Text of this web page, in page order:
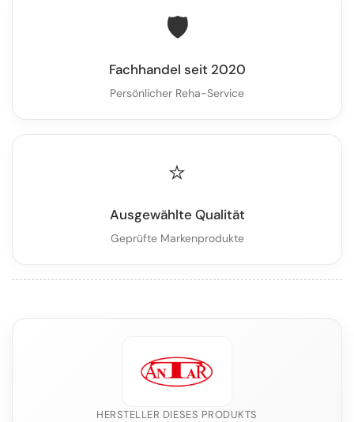
🛡️
Fachhandel seit 2020
Persönlicher Reha-Service
⭐
Ausgewählte Qualität
Geprüfte Markenprodukte
HERSTELLER DIESES PRODUKTS